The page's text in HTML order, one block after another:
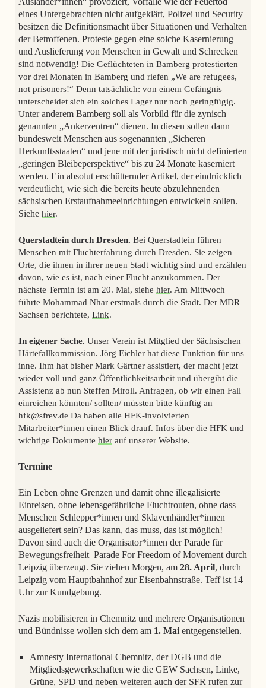
eines Untergebrachten nicht aufgeklärt, Polizei und Security
besitzen die Definitionsmacht über Situationen und Verhalten
der Betroffenen. Proteste gegen eine solche Kasernierung
und Auslieferung von Menschen in Gewalt und Schrecken
sind notwendig! Die Geflüchteten in Bamberg protestierten
vor drei Monaten in Bamberg und riefen „We are refugees,
not prisoners!“ Denn tatsächlich: von einem Gefängnis
unterscheidet sich ein solches Lager nur noch geringfügig.
Unter anderem Bamberg soll als Vorbild für die zynisch
genannten „Ankerzentren“ dienen. In diesen sollen dann
bundesweit Menschen aus sogenannten „Sicheren
Herkunftsstaaten“ und jene mit der juristisch nicht definierten
„geringen Bleibeperspektive“ bis zu 24 Monate kaserniert
werden. Ein absolut erschütternder Artikel, der eindrücklich
verdeutlicht, wie sich die bereits heute abzulehnenden
sächsischen Erstaufnahmeeinrichtungen entwickeln sollen.
Siehe hier.
Querstadtein durch Dresden. Bei Querstadtein führen
Menschen mit Fluchterfahrung durch Dresden. Sie zeigen
Orte, die ihnen in ihrer neuen Stadt wichtig sind und erzählen
davon, wie es ist, nach einer Flucht anzukommen. Der
nächste Termin ist am 20. Mai, siehe hier. Am Mittwoch
führte Mohammad Nhar erstmals durch die Stadt. Der MDR
Sachsen berichtete, Link.
In eigener Sache. Unser Verein ist Mitglied der Sächsischen
Härtefallkommission. Jörg Eichler hat diese Funktion für uns
inne. Ihm hat bisher Mark Gärtner assistiert, der macht jetzt
wieder voll und ganz Öffentlichkeitsarbeit und übergibt die
Assistenz ab nun Steffen Miroll. Anfragen, ob wir einen Fall
einreichen könnten/ sollten/ müssten bitte künftig an
hfk@sfrev.de Da haben alle HFK-involvierten
Mitarbeiter*innen einen Blick drauf. Infos über die HFK und
wichtige Dokumente hierauf unserer Website.
Termine
Ein Leben ohne Grenzen und damit ohne illegalisierte
Einreisen, ohne lebensgefährliche Fluchtrouten, ohne dass
Menschen Schlepper*innen und Sklavenhändler*innen
ausgeliefert sein? Das kann, das muss, das ist möglich!
Davon sind auch die Organisator*innen der Parade für
Bewegungsfreiheit_Parade For Freedom of Movement durch
Leipzig überzeugt. Sie ziehen Morgen, am 28. April, durch
Leipzig vom Hauptbahnhof zur Eisenbahnstraße. Teff ist 14
Uhr zur Kundgebung.
Nazis mobilisieren in Chemnitz und mehrere Organisationen
und Bündnisse wollen sich dem am 1. Maientgegenstellen.
Amnesty International Chemnitz, der DGB und die
Mitgliedsgewerkschaften wie die GEW Sachsen, Linke,
Grüne, SPD und neben weiteren auch der SFR rufen zur